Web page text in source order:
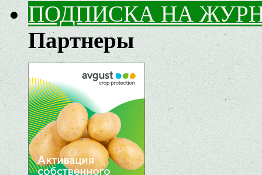
ПОДПИСКА НА
Партнеры